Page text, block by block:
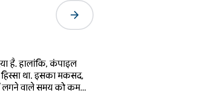
arrow_forward
है. हालांकि, कंपाइल
था. इसका मकसद,
लगने वाले समय को कम